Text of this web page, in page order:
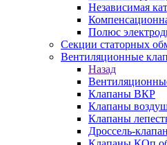
Независимая
Полюс
Секции статорных
Вентиляционные
Назад
Клапаны ВКР
Клапаны
Клапаны
Дроссель-